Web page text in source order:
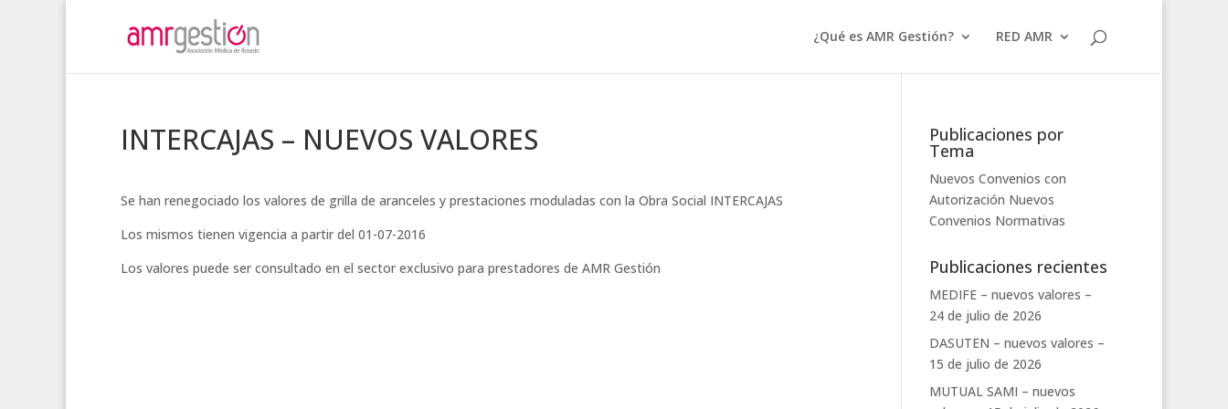
¿Qué es AMR Gestión? RED AMR
INTERCAJAS – NUEVOS VALORES
Se han renegociado los valores de grilla de aranceles y prestaciones moduladas con la Obra Social INTERCAJAS
Los mismos tienen vigencia a partir del 01-07-2016
Los valores puede ser consultado en el sector exclusivo para prestadores de AMR Gestión
Publicaciones por
Tema
Nuevos Convenios con
Autorización Nuevos
Convenios Normativas
Publicaciones recientes
MEDIFE – nuevos valores –
24 de julio de 2026
DASUTEN – nuevos valores –
15 de julio de 2026
MUTUAL SAMI – nuevos